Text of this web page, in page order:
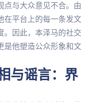
点与大众意见不合。由
在平台上的每一条发文
。因此，本泽马的社交
是他塑造公众形象和文
与谣言：界